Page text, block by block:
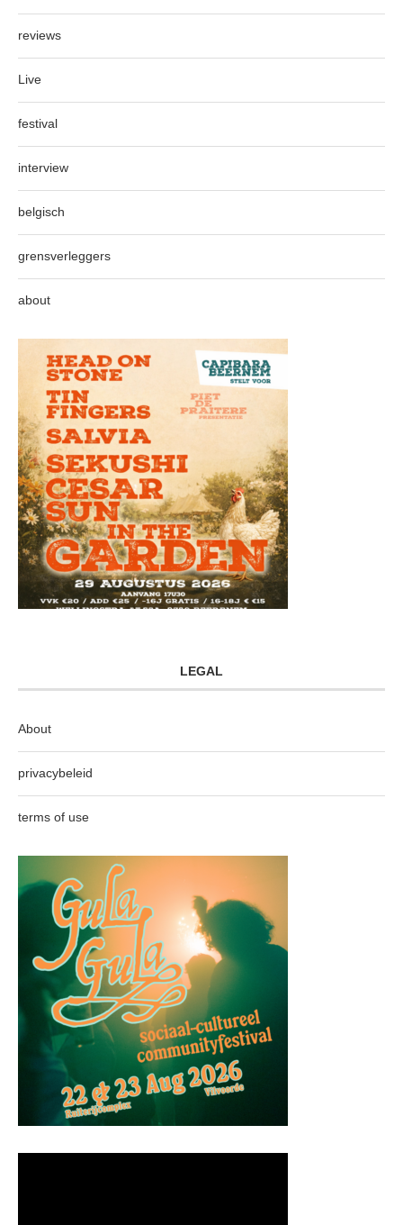
reviews
Live
festival
interview
belgisch
grensverleggers
about
LEGAL
About
privacybeleid
terms of use